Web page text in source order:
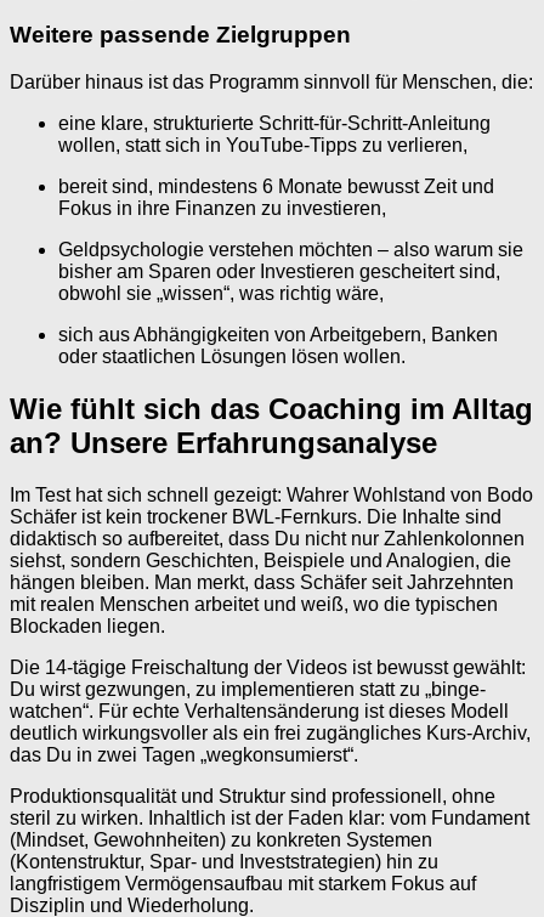
Weitere passende Zielgruppen
Darüber hinaus ist das Programm sinnvoll für Menschen, die:
eine klare, strukturierte Schritt-für-Schritt-Anleitung
wollen, statt sich in YouTube-Tipps zu verlieren,
bereit sind, mindestens 6 Monate bewusst Zeit und
Fokus in ihre Finanzen zu investieren,
Geldpsychologie verstehen möchten – also warum sie
bisher am Sparen oder Investieren gescheitert sind,
obwohl sie „wissen“, was richtig wäre,
sich aus Abhängigkeiten von Arbeitgebern, Banken
oder staatlichen Lösungen lösen wollen.
Wie fühlt sich das Coaching im Alltag
an? Unsere Erfahrungsanalyse
Im Test hat sich schnell gezeigt: Wahrer Wohlstand von Bodo
Schäfer ist kein trockener BWL-Fernkurs. Die Inhalte sind
didaktisch so aufbereitet, dass Du nicht nur Zahlenkolonnen
siehst, sondern Geschichten, Beispiele und Analogien, die
hängen bleiben. Man merkt, dass Schäfer seit Jahrzehnten
mit realen Menschen arbeitet und weiß, wo die typischen
Blockaden liegen.
Die 14-tägige Freischaltung der Videos ist bewusst gewählt:
Du wirst gezwungen, zu implementieren statt zu „binge-
watchen“. Für echte Verhaltensänderung ist dieses Modell
deutlich wirkungsvoller als ein frei zugängliches Kurs-Archiv,
das Du in zwei Tagen „wegkonsumierst“.
Produktionsqualität und Struktur sind professionell, ohne
steril zu wirken. Inhaltlich ist der Faden klar: vom Fundament
(Mindset, Gewohnheiten) zu konkreten Systemen
(Kontenstruktur, Spar- und Investstrategien) hin zu
langfristigem Vermögensaufbau mit starkem Fokus auf
Disziplin und Wiederholung.